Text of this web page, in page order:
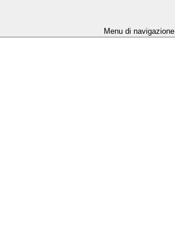
Menu di navigazione